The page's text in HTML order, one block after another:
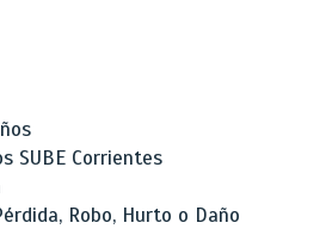
SUBE Corrientes
Robo, Hurto o Daño